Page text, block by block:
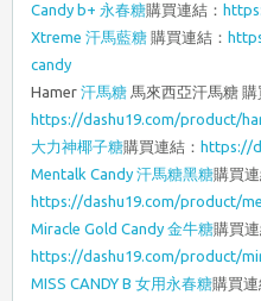
Candy b+ 永春糖購買連結：
Xtreme 汗馬藍糖 購買連結：
candy
Hamer 汗馬糖 馬來西亞汗馬糖 購
https://dashu19.com/product/
大力神椰子糖購買連結： https://
Mentalk Candy 汗馬糖黑糖購買連
https://dashu19.com/product/
Miracle Gold Candy 金牛糖購買連
https://dashu19.com/product/
MISS CANDY B 女用永春糖購買連